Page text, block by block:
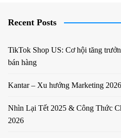
Recent Posts
TikTok Shop US: Cơ hội tăng
bán hàng
Kantar – Xu hướng Marketing 2026
Nhìn Lại Tết 2025 & Công Thức
2026